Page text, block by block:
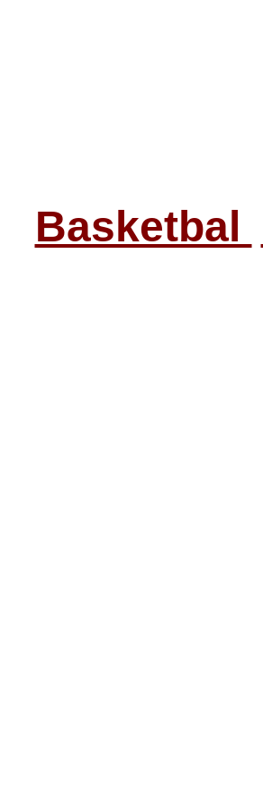
Basketbal